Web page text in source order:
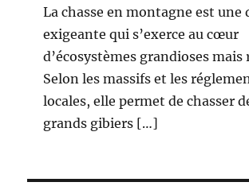
La chasse en montagne est une
exigeante qui s’exerce au cœur
d’écosystèmes grandioses
Selon les massifs et les
locales, elle permet de chasser
grands gibiers […]